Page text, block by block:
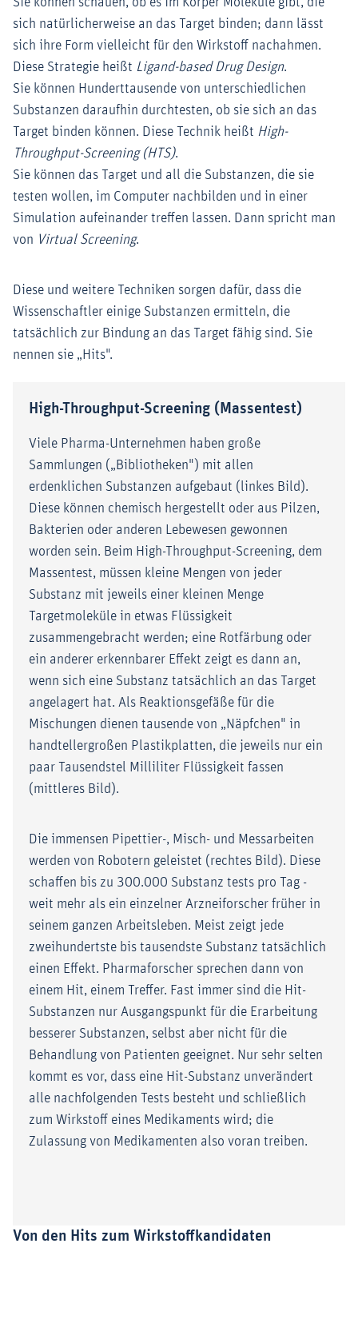
sich natürlicherweise an das Target binden; dann lässt
sich ihre Form vielleicht für den Wirkstoff nachahmen.
Diese Strategie heißt Ligand-based Drug Design.
Sie können Hunderttausende von unterschiedlichen
Substanzen daraufhin durchtesten, ob sie sich an das
Target binden können. Diese Technik heißt High-
Throughput-Screening (HTS).
Sie können das Target und all die Substanzen, die sie
testen wollen, im Computer nachbilden und in einer
Simulation aufeinander treffen lassen. Dann spricht man
von Virtual Screening.
Diese und weitere Techniken sorgen dafür, dass die
Wissenschaftler einige Substanzen ermitteln, die
tatsächlich zur Bindung an das Target fähig sind. Sie
nennen sie „Hits".
High-Throughput-Screening (Massentest)
Viele Pharma-Unternehmen haben große
Sammlungen („Bibliotheken") mit allen
erdenklichen Substanzen aufgebaut (linkes Bild).
Diese können chemisch hergestellt oder aus Pilzen,
Bakterien oder anderen Lebewesen gewonnen
worden sein. Beim High-Throughput-Screening, dem
Massentest, müssen kleine Mengen von jeder
Substanz mit jeweils einer kleinen Menge
Targetmoleküle in etwas Flüssigkeit
zusammengebracht werden; eine Rotfärbung oder
ein anderer erkennbarer Effekt zeigt es dann an,
wenn sich eine Substanz tatsächlich an das Target
angelagert hat. Als Reaktionsgefäße für die
Mischungen dienen tausende von „Näpfchen" in
handtellergroßen Plastikplatten, die jeweils nur ein
paar Tausendstel Milliliter Flüssigkeit fassen
(mittleres Bild).
Die immensen Pipettier-, Misch- und Messarbeiten
werden von Robotern geleistet (rechtes Bild). Diese
schaffen bis zu 300.000 Substanz tests pro Tag -
weit mehr als ein einzelner Arzneiforscher früher in
seinem ganzen Arbeitsleben. Meist zeigt jede
zweihundertste bis tausendste Substanz tatsächlich
einen Effekt. Pharmaforscher sprechen dann von
einem Hit, einem Treffer. Fast immer sind die Hit-
Substanzen nur Ausgangspunkt für die Erarbeitung
besserer Substanzen, selbst aber nicht für die
Behandlung von Patienten geeignet. Nur sehr selten
kommt es vor, dass eine Hit-Substanz unverändert
alle nachfolgenden Tests besteht und schließlich
zum Wirkstoff eines Medikaments wird; die
Zulassung von Medikamenten also voran treiben.
Von den Hits zum Wirkstoffkandidaten